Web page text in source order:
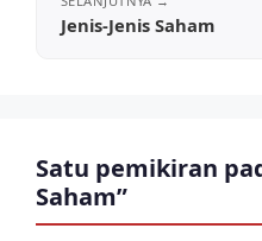
Jenis-Jenis Saham
Satu pemikiran
Saham”